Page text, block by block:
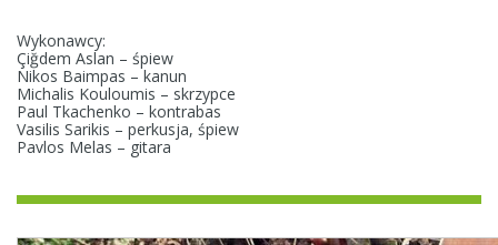
Wykonawcy:
Çiğdem Aslan – śpiew
Nikos Baimpas – kanun
Michalis Kouloumis – skrzypce
Paul Tkachenko – kontrabas
Vasilis Sarikis – perkusja, śpiew
Pavlos Melas – gitara